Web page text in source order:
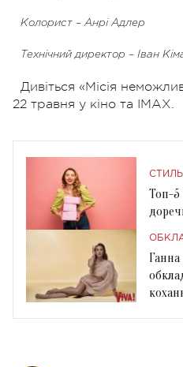
Колорист – Анрі Адлер
Технічний директор – Іван
Дивіться «Місія
22 травня у кіно та ІМАХ.
Топ-5